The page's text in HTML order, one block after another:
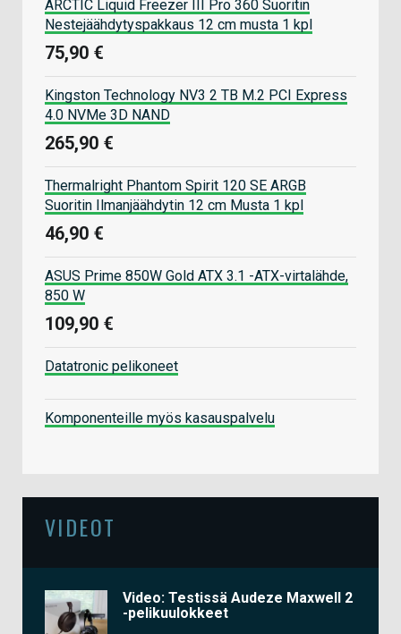
ARCTIC Liquid Freezer III Pro 360 Suoritin
Nestejäähdytyspakkaus 12 cm musta 1 kpl
75,90 €
Kingston Technology NV3 2 TB M.2 PCI Express
4.0 NVMe 3D NAND
265,90 €
Thermalright Phantom Spirit 120 SE ARGB
Suoritin Ilmanjäähdytin 12 cm Musta 1 kpl
46,90 €
ASUS Prime 850W Gold ATX 3.1 -ATX-virtalähde,
850 W
109,90 €
Datatronic pelikoneet
Komponenteille myös kasauspalvelu
VIDEOT
Video: Testissä Audeze Maxwell 2
-pelikuulokkeet